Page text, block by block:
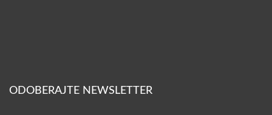
ODOBERAJTE NEWSLETTER